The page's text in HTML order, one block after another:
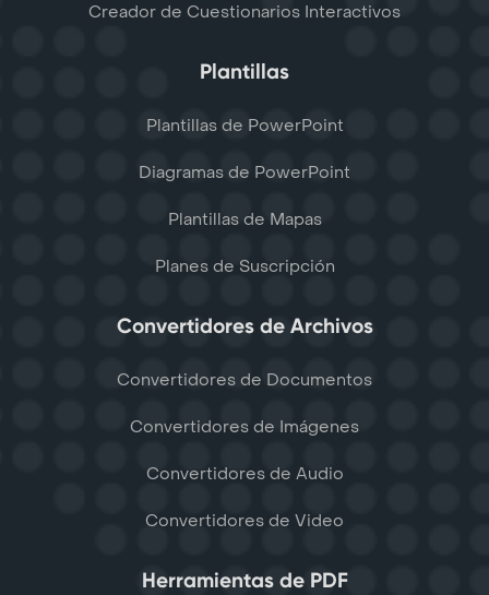
Creador de Cuestionarios Interactivos
Plantillas
Plantillas de PowerPoint
Diagramas de PowerPoint
Plantillas de Mapas
Planes de Suscripción
Convertidores de Archivos
Convertidores de Documentos
Convertidores de Imágenes
Convertidores de Audio
Convertidores de Video
Herramientas de PDF